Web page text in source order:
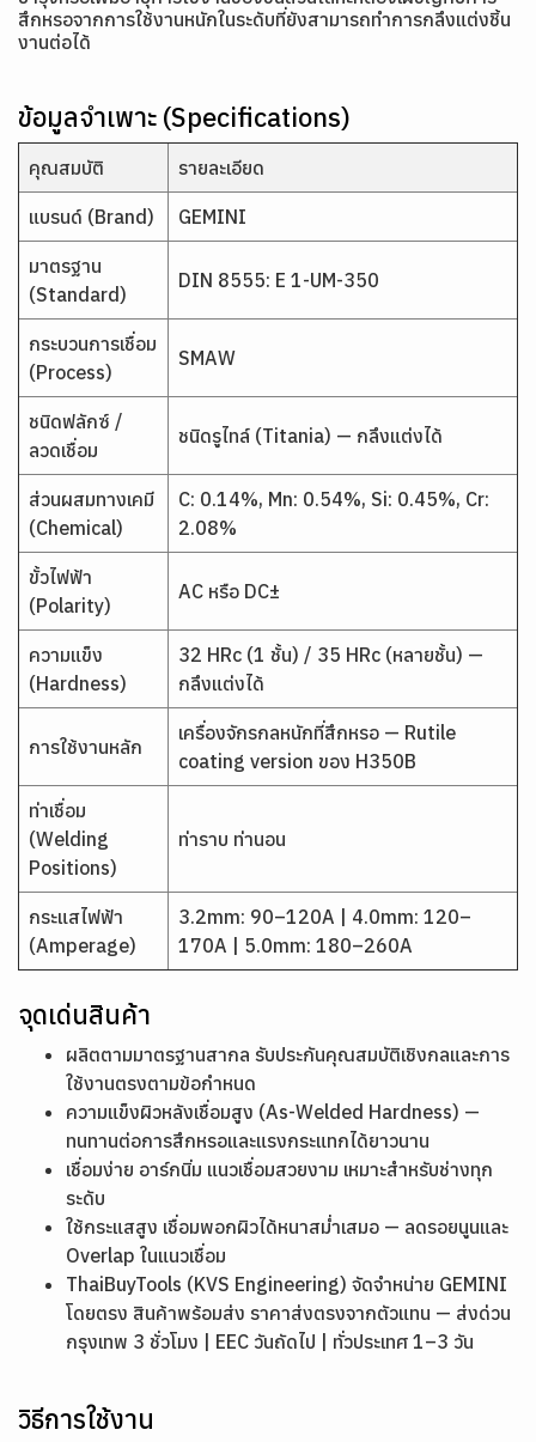
สึกหรอจากการใช้งานหนักในระดับที่ยังสามารถทำการกลึงแต่งชิ้น
งานต่อได้
ข้อมูลจำเพาะ (Specifications)
คุณสมบัติ รายละเอียด
แบรนด์ (Brand) GEMINI
มาตรฐาน
(Standard)
DIN 8555: E 1-UM-350
กระบวนการเชื่อม
(Process)
SMAW
ชนิดฟลักซ์ /
ลวดเชื่อม
ชนิดรูไทล์ (Titania) — กลึงแต่งได้
ส่วนผสมทางเคมี
(Chemical)
C: 0.14%, Mn: 0.54%, Si: 0.45%, Cr:
2.08%
ขั้วไฟฟ้า
(Polarity)
AC หรือ DC±
ความแข็ง
(Hardness)
32 HRc (1 ชั้น) / 35 HRc (หลายชั้น) —
กลึงแต่งได้
การใช้งานหลัก
เครื่องจักรกลหนักที่สึกหรอ — Rutile
coating version ของ H350B
ท่าเชื่อม
(Welding
Positions)
ท่าราบ ท่านอน
กระแสไฟฟ้า
(Amperage)
3.2mm: 90–120A | 4.0mm: 120–
170A | 5.0mm: 180–260A
จุดเด่นสินค้า
ผลิตตามมาตรฐานสากล รับประกันคุณสมบัติเชิงกลและการ
ใช้งานตรงตามข้อกำหนด
ความแข็งผิวหลังเชื่อมสูง (As-Welded Hardness) —
ทนทานต่อการสึกหรอและแรงกระแทกได้ยาวนาน
เชื่อมง่าย อาร์กนิ่ม แนวเชื่อมสวยงาม เหมาะสำหรับช่างทุก
ระดับ
ใช้กระแสสูง เชื่อมพอกผิวได้หนาสม่ำเสมอ — ลดรอยนูนและ
Overlap ในแนวเชื่อม
ThaiBuyTools (KVS Engineering) จัดจำหน่าย GEMINI
โดยตรง สินค้าพร้อมส่ง ราคาส่งตรงจากตัวแทน — ส่งด่วน
กรุงเทพ 3 ชั่วโมง | EEC วันถัดไป | ทั่วประเทศ 1–3 วัน
วิธีการใช้งาน